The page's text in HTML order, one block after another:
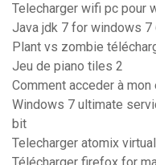
Telecharger wifi pc pour
Java jdk 7 for windows
Plant vs zombie
Jeu de piano tiles 2
Comment acceder à
Windows 7 ultimate
bit
Telecharger atomix